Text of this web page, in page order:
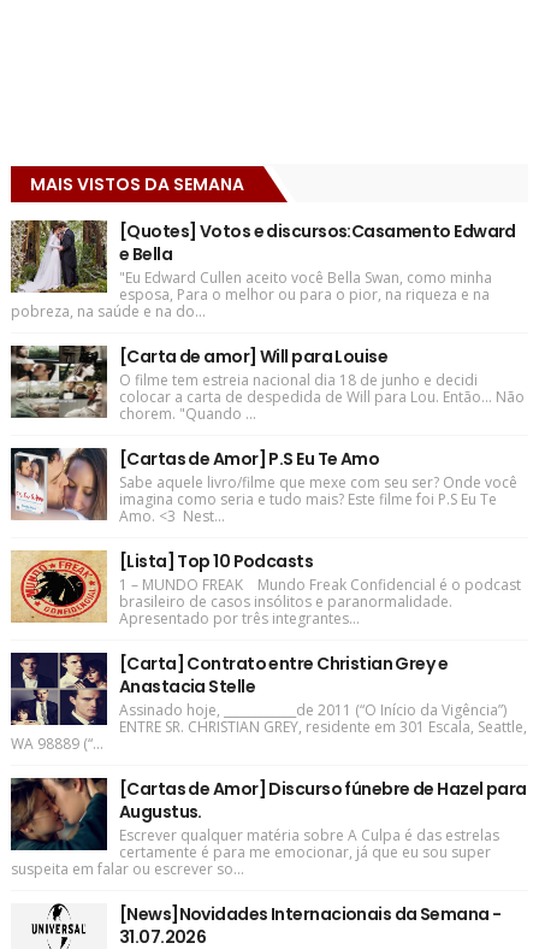
MAIS VISTOS DA SEMANA
[Quotes] Votos e discursos:Casamento Edward
e Bella
"Eu Edward Cullen aceito você Bella Swan, como minha
esposa, Para o melhor ou para o pior, na riqueza e na
pobreza, na saúde e na do...
[Carta de amor] Will para Louise
O filme tem estreia nacional dia 18 de junho e decidi
colocar a carta de despedida de Will para Lou. Então... Não
chorem. "Quando ...
[Cartas de Amor] P.S Eu Te Amo
Sabe aquele livro/filme que mexe com seu ser? Onde você
imagina como seria e tudo mais? Este filme foi P.S Eu Te
Amo. <3 Nest...
[Lista] Top 10 Podcasts
1 – MUNDO FREAK Mundo Freak Confidencial é o podcast
brasileiro de casos insólitos e paranormalidade.
Apresentado por três integrantes...
[Carta] Contrato entre Christian Grey e
Anastacia Stelle
Assinado hoje, ____________de 2011 (“O Início da Vigência”)
ENTRE SR. CHRISTIAN GREY, residente em 301 Escala, Seattle,
WA 98889 (“...
[Cartas de Amor] Discurso fúnebre de Hazel para
Augustus.
Escrever qualquer matéria sobre A Culpa é das estrelas
certamente é para me emocionar, já que eu sou super
suspeita em falar ou escrever so...
[News]Novidades Internacionais da Semana -
31.07.2026